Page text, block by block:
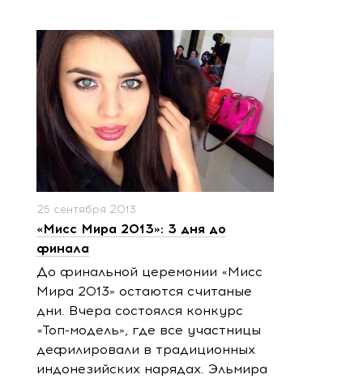
25 сентября 2013
«Мисс Мира 2013»: 3 дня до
финала
До финальной церемонии «Мисс
Мира 2013» остаются считаные
дни. Вчера состоялся конкурс
«Топ-модель», где все участницы
дефилировали в традиционных
индонезийских нарядах. Эльмира